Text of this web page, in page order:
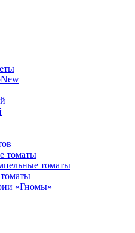
New
томаты
томаты
«Гномы»